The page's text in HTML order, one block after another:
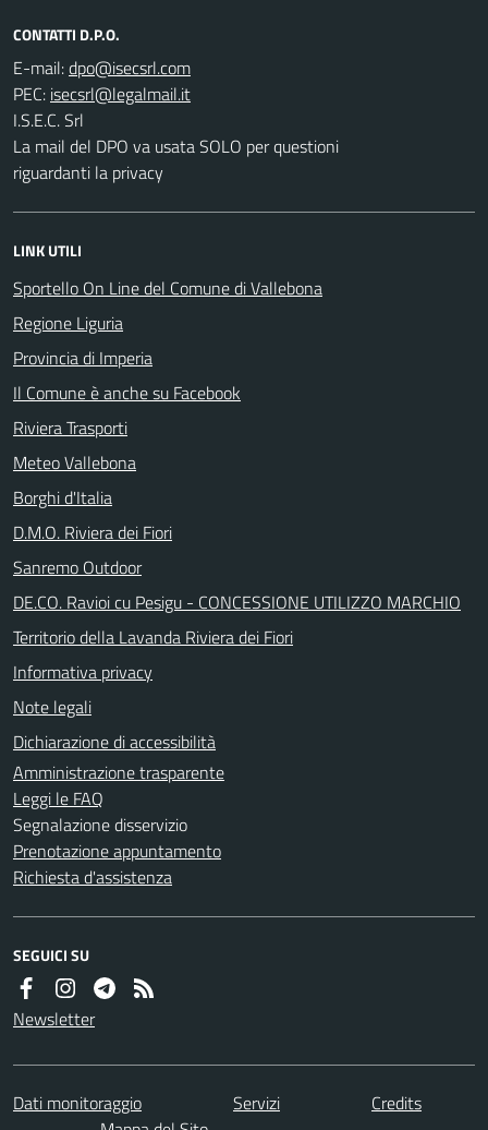
CONTATTI D.P.O.
E-mail:
PEC:
I.S.E.C. Srl
La mail del DPO va usata SOLO per questioni
riguardanti la privacy
LINK UTILI
Sportello On Line del Comune di Vallebona
Regione Liguria
Provincia di Imperia
Il Comune è anche su Facebook
Riviera Trasporti
Meteo Vallebona
Borghi d'Italia
D.M.O. Riviera dei Fiori
Sanremo Outdoor
DE.CO. Ravioi cu Pesigu - CONCESSIONE UTILIZZO MARCHIO
Territorio della Lavanda Riviera dei Fiori
Informativa privacy
Note legali
Dichiarazione di accessibilità
Amministrazione trasparente
Leggi le FAQ
Segnalazione disservizio
Prenotazione appuntamento
Richiesta d'assistenza
SEGUICI SU
Newsletter
Dati monitoraggio Servizi
Credits